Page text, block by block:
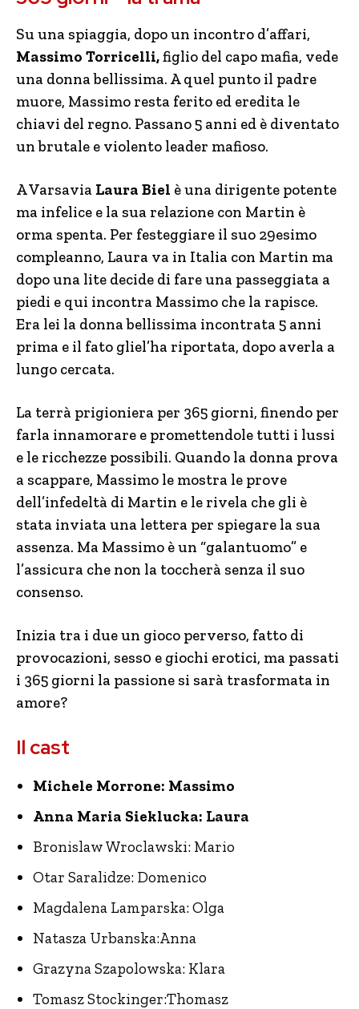
Su una spiaggia, dopo un incontro d’affari,
Massimo Torricelli,figlio del capo mafia, vede
una donna bellissima. A quel punto il padre
muore, Massimo resta ferito ed eredita le
chiavi del regno. Passano 5 anni ed è diventato
un brutale e violento leader mafioso.
A Varsavia Laura Biel è una dirigente potente
ma infelice e la sua relazione con Martin è
orma spenta. Per festeggiare il suo 29esimo
compleanno, Laura va in Italia con Martin ma
dopo una lite decide di fare una passeggiata a
piedi e qui incontra Massimo che la rapisce.
Era lei la donna bellissima incontrata 5 anni
prima e il fato gliel’ha riportata, dopo averla a
lungo cercata.
La terrà prigioniera per 365 giorni, finendo per
farla innamorare e promettendole tutti i lussi
e le ricchezze possibili. Quando la donna prova
a scappare, Massimo le mostra le prove
dell’infedeltà di Martin e le rivela che gli è
stata inviata una lettera per spiegare la sua
assenza. Ma Massimo è un “galantuomo” e
l’assicura che non la toccherà senza il suo
consenso.
Inizia tra i due un gioco perverso, fatto di
provocazioni, sess0 e giochi erotici, ma passati
i 365 giorni la passione si sarà trasformata in
amore?
Il cast
Michele Morrone: Massimo
Anna Maria Sieklucka: Laura
Bronislaw Wroclawski: Mario
Otar Saralidze: Domenico
Magdalena Lamparska: Olga
Natasza Urbanska:Anna
Grazyna Szapolowska: Klara
Tomasz Stockinger:Thomasz